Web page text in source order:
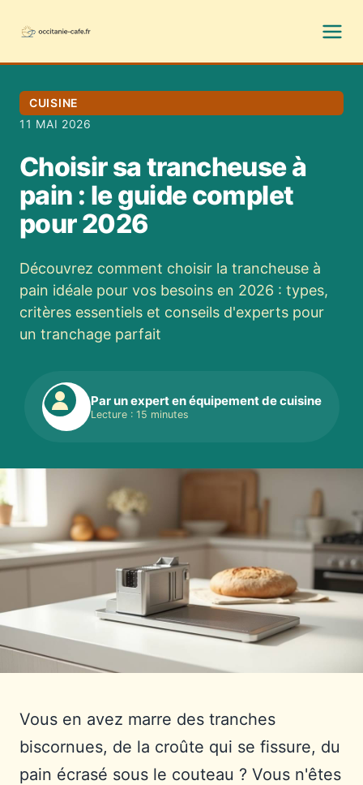
CUISINE
11 MAI 2026
Choisir sa trancheuse à
pain : le guide complet
pour 2026
Découvrez comment choisir la trancheuse à
pain idéale pour vos besoins en 2026 : types,
critères essentiels et conseils d'experts pour
un tranchage parfait
Par un expert en équipement de cuisine
Lecture : 15 minutes
Vous en avez marre des tranches
biscornues, de la croûte qui se fissure, du
pain écrasé sous le couteau ? Vous n'êtes